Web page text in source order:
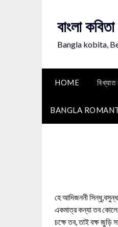
বাংলা কবিতা
Bangla kobita,
HOME বিখ্যাত
BANGLA
হে আদিজননী
একমাত্র কন্যা তব
চক্ষে তব, তাই বক্ষ জুড়ি